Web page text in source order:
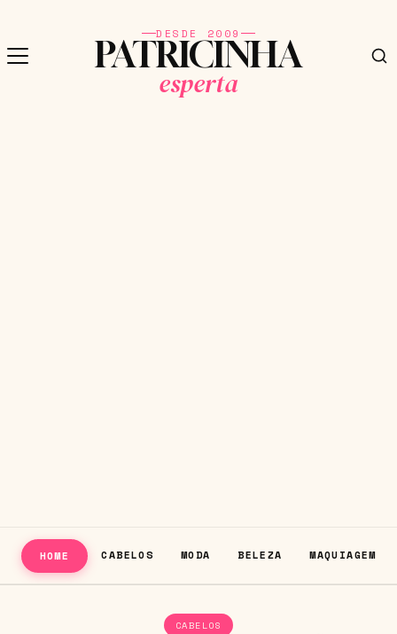
DESDE 2009
PATRICINHA
esperta
HOME CABELOS MODA BELEZA MAQUIAGEM
CABELOS